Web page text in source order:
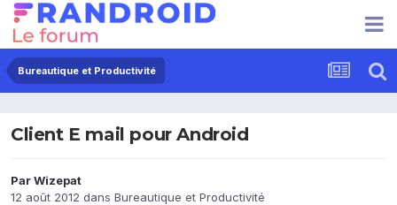
Bureautique et Productivité
Client E mail pour Android
ParWizepat
12 août 2012 dans Bureautique et Productivité